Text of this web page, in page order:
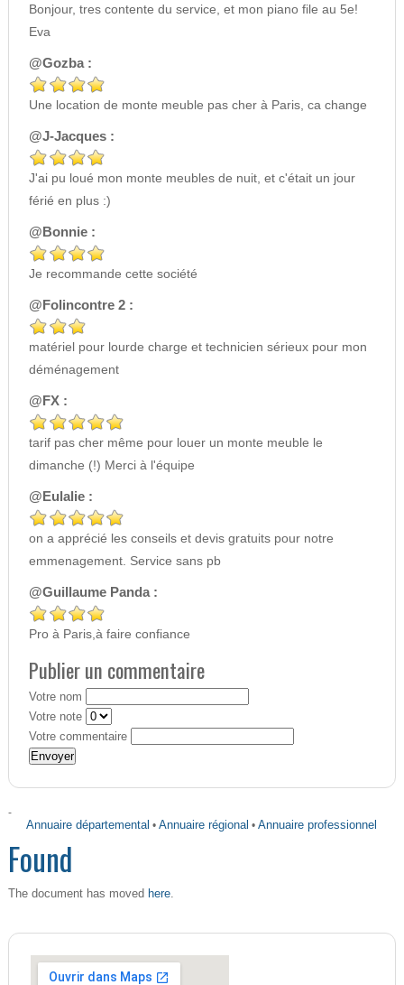
Bonjour, tres contente du service, et mon piano file au 5e!
Eva
@Gozba :
Une location de monte meuble pas cher à Paris, ca change
@J-Jacques :
J'ai pu loué mon monte meubles de nuit, et c'était un jour
férié en plus :)
@Bonnie :
Je recommande cette société
@Folincontre 2 :
matériel pour lourde charge et technicien sérieux pour mon
déménagement
@FX :
tarif pas cher même pour louer un monte meuble le
dimanche (!) Merci à l'équipe
@Eulalie :
on a apprécié les conseils et devis gratuits pour notre
emmenagement. Service sans pb
@Guillaume Panda :
Pro à Paris,à faire confiance
Publier un commentaire
Votre nom
Votre note
Votre commentaire
-
Annuaire départemental •Annuaire régional •Annuaire professionnel
Found
The document has moved here.